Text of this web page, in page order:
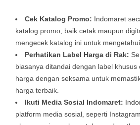
Cek Katalog Promo: Indomaret
katalog promo, baik cetak maupun
mengecek katalog ini untuk
Perhatikan Label Harga di Rak:
biasanya ditandai dengan label
harga dengan seksama untuk
harga terbaik.
Ikuti Media Sosial Indomaret:
platform media sosial, seperti